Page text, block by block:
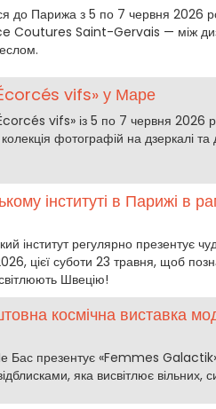
до Парижа з 5 по 7 червня 2026
Coutures Saint-Gervais — між
vifs» у Маре
vifs» із 5 по 7 червня 2026
фотографій на дзеркалі та
інституті в Парижі в
регулярно презентує
цієї суботи 23 травня, щоб
Швецію!
космічна виставка
Бас презентує «Femmes
яка висвітлює вільних,